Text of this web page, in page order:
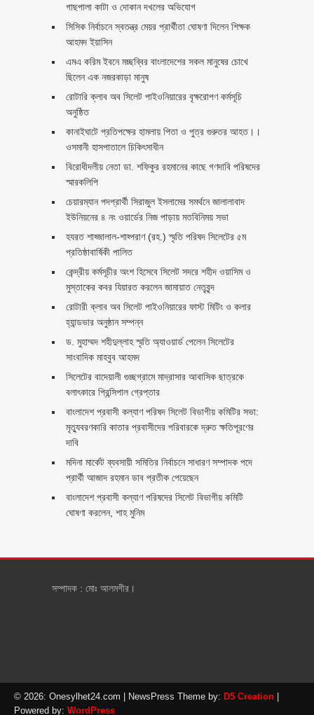
গাছপালা কাটা ও দোকান দখলের অভিযোগ
সিসিক নির্বাচনে স্বতন্ত্র মেয়র প্রার্থীতা ঘোষণা দিলেন শিক্ষক
আহমদ ইয়াসিন
এমএ করিম ইবনে মচ্ছব্বির বাংলাদেশের সকল মানুষের চোখে
ছিলেন এক নজরকাড়া মানুষ ‎
রোটারি ক্লাব অব সিলেট পাইওনিয়ারের বৃক্ষরোপণ কর্মসূচি
অনুষ্ঠিত
কানাইঘাটে প্রতিপক্ষের হামলায় পিতা ও পুত্র গুরুতর আহত।।
ওসমানী হাসপাতালে চিকিৎসাধীন
বিরোধীদলীয় নেতা ডা. শফিকুর রহমানের কাছে গণদাবি পরিষদের
স্মারকলিপি ‎
চেয়ারম্যান পদপ্রার্থী সিরাজুল ইসলামের সমর্থনে জালালাবাদ
ইউনিয়নের ৪ নং ওয়ার্ডের নিজ পাড়ায় মতবিনিময় সভা
হযরত শাহ্জালাল-শাহ্পরাণ (রহ.) স্মৃতি পরিষদ সিলেটের ৫ম
প্রতিষ্ঠাবার্ষিকী পালিত ‎​
কেন্দ্রীয় কর্মসূচীর অংশ হিসেবে সিলেট সদরে শহীদ ওয়াসিম ও
মুস্তাকের কবর যিয়ারত করলেন জামায়াত নেতৃবৃন্দ ‎
রোটারী ক্লাব অব সিলেট পাইওনিয়ারের ফাস্ট মিটিং ও কলার
হ্যান্ডভার অনুষ্ঠান সম্পন্ন
ড. মুহাম্মদ শহীদুল্লাহ স্মৃতি অ্যাওয়ার্ড পেলেন সিলেটের
সাংবাদিক মাহবুব আহমদ
সিলেটের বাদেয়ালী গুচ্ছগ্রামে মাদ্রাসার আবাসিক ছাত্রকে
বলাৎকারে প্রিন্সিপাল গ্রেপ্তার ‎
বাংলাদেশ প্রবাসী কল্যাণ পরিষদ সিলেট বিভাগীয় কমিটির সভা:
মৃত্যুবরণকারি কাতার প্রবাসীদের পরিবারকে দ্রুত ক্ষতিপূরণের
দাবি
মদিনা মার্কেট ব্যবসায়ী সমিতির নির্বাচনে সাধারণ সম্পাদক পদে
প্রার্থী আজাদ রহমান ডাব প্রতীক পেয়েছেন ‎
‎বাংলাদেশ প্রবাসী কল্যাণ পরিষদের সিলেট বিভাগীয় কমিটি
ঘোষণা করলেন, শাহ মুনিম
সম্পাদক : মোঃ আলমগীর।
© 2026: Onesylhet24.com | NewsPress Theme by: D5 Creation
Powered by: WordPress